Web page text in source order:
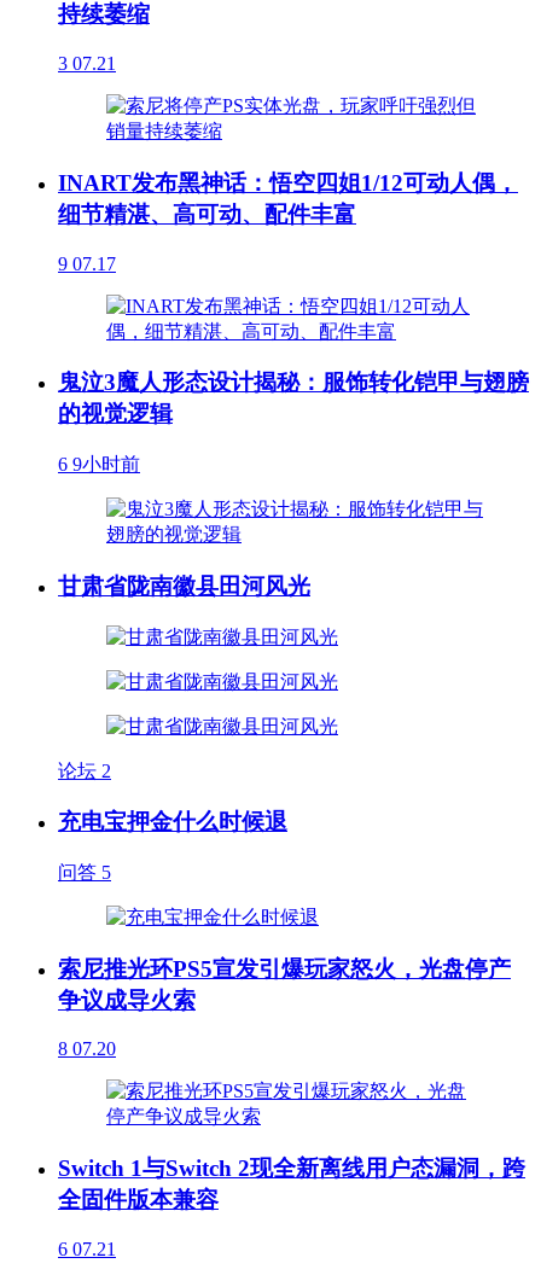
持续萎缩
3 07.21
INART发布黑神话：悟空四姐1/12可动人偶，
细节精湛、高可动、配件丰富
9 07.17
鬼泣3魔人形态设计揭秘：服饰转化铠甲与翅膀
的视觉逻辑
6 9小时前
甘肃省陇南徽县田河风光
论坛 2
充电宝押金什么时候退
问答 5
索尼推光环PS5宣发引爆玩家怒火，光盘停产
争议成导火索
8 07.20
Switch 1与Switch 2现全新离线用户态漏洞，跨
全固件版本兼容
6 07.21